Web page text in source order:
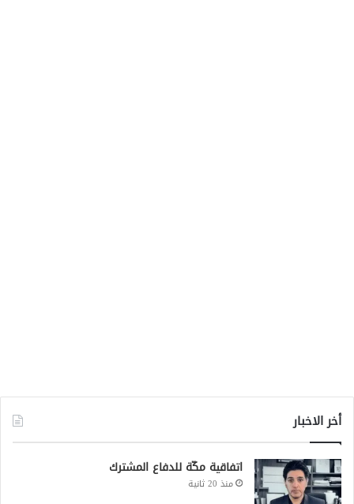
أخر الاخبار
اتفاقية مكّة للدفاع المشترك
منذ 20 ثانية